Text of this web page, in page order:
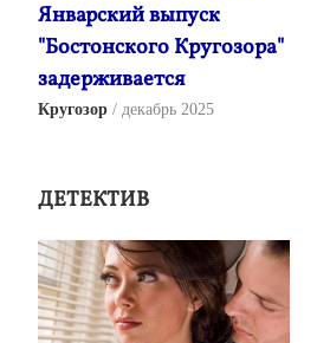
Январский выпуск
"Бостонского Кругозора"
задерживается
Кругозор декабрь 2025
ДЕТЕКТИВ